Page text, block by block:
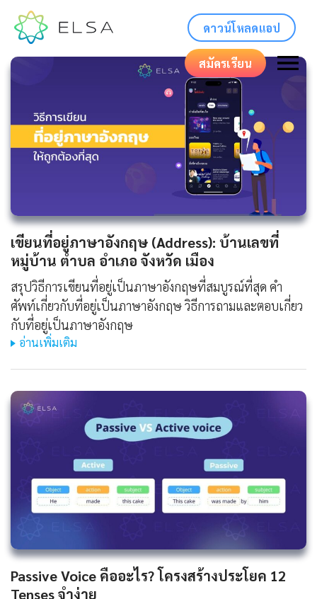
ดาวน์โหลดแอป
สมัครเรียน
เขียนที่อยู่ภาษาอังกฤษ (Address): บ้านเลขที่
หมู่บ้าน ตำบล อำเภอ จังหวัด เมือง
สรุปวิธีการเขียนที่อยู่เป็นภาษาอังกฤษที่สมบูรณ์ที่สุด คำ
ศัพท์เกี่ยวกับที่อยู่เป็นภาษาอังกฤษ วิธีการถามและตอบเกี่ยว
กับที่อยู่เป็นภาษาอังกฤษ
อ่านเพิ่มเติม
Passive Voice คืออะไร? โครงสร้างประโยค 12
Tenses จำง่าย